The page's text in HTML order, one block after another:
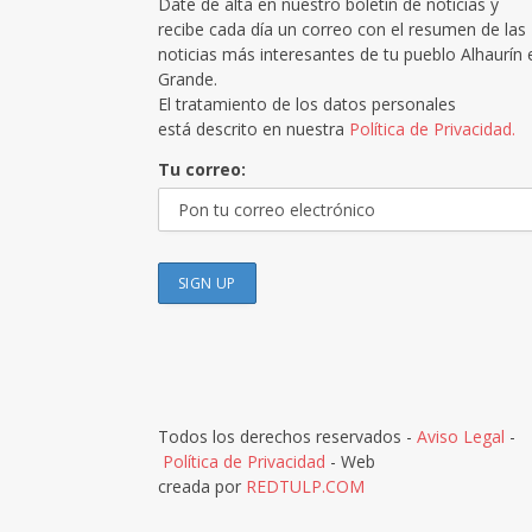
Date de alta en nuestro boletín de noticias y
recibe cada día un correo con el resumen de las
noticias más interesantes de tu pueblo Alhaurín
Grande.
El tratamiento de los datos personales
está descrito en nuestra Política de Privacidad.
Tu correo:
Todos los derechos reservados - Aviso Legal -
Política de Privacidad - Web
creada por REDTULP.COM